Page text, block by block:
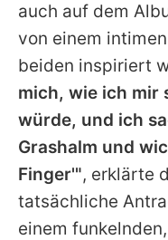
auch auf dem
von einem
beiden inspiriert
mich, wie ich mir
würde, und ich
Grashalm und
Finger'", erklärte
tatsächliche
einem